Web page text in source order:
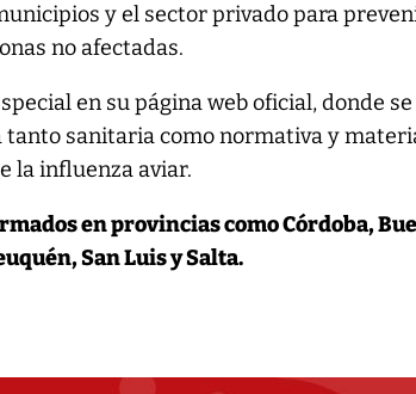
y el sector privado para
no afectadas.
en su página web oficial, donde se
sanitaria como normativa y
la influenza aviar.
en provincias como Córdoba,
San Luis y Salta.